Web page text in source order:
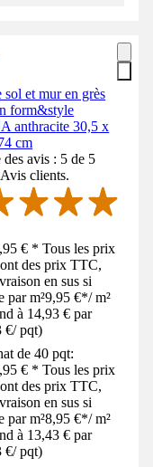
sol et mur en grès
form&style
anthracite 30,5 x
cm
avis : 5 de 5
clients.
€ * Tous les prix
des prix TTC,
en sus si
par m²9,95 €*/ m²
à 14,93 € par
€/ pqt)
de 40 pqt:
€ * Tous les prix
des prix TTC,
en sus si
par m²8,95 €*/ m²
à 13,43 € par
€/ pqt)